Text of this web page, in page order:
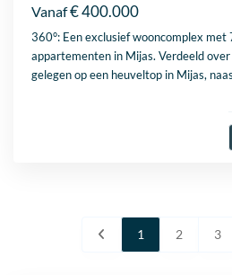
Vanaf€ 400.000
360°: Een exclusief wooncomplex
appartementen in Mijas. Verdeeld
gelegen op een heuveltop in Mijas,
1 2 3